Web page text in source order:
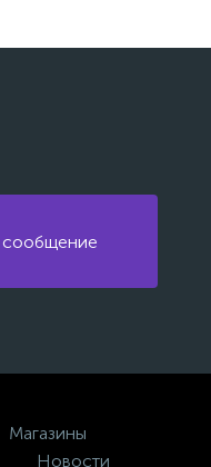
сообщение
Магазины
Новости